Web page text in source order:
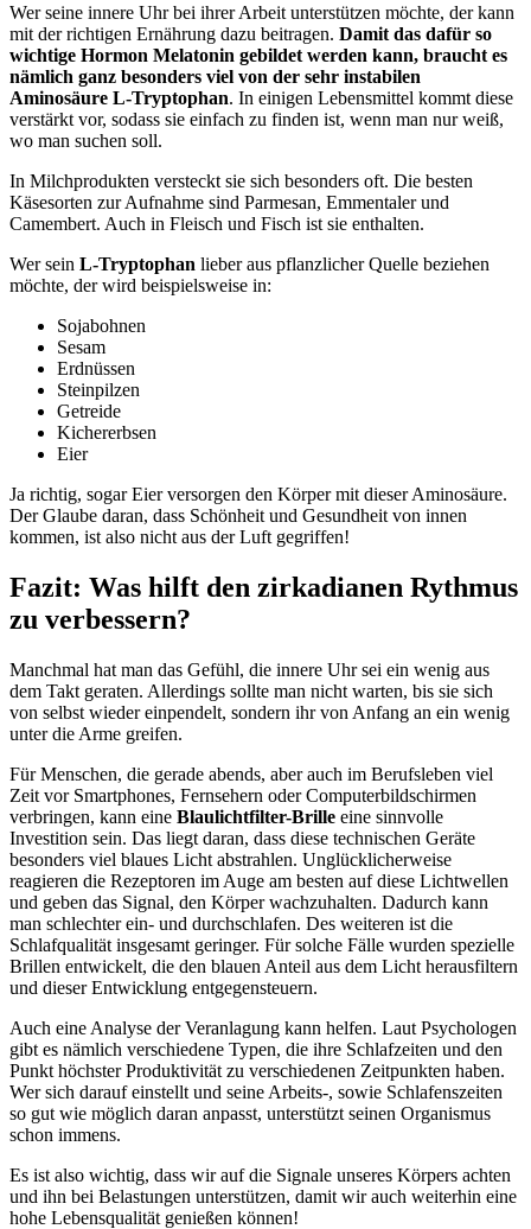
Wer seine innere Uhr bei ihrer Arbeit unterstützen möchte, der kann
mit der richtigen Ernährung dazu beitragen. Damit das dafür so
wichtige Hormon Melatonin gebildet werden kann, braucht es
nämlich ganz besonders viel von der sehr instabilen
Aminosäure L-Tryptophan. In einigen Lebensmittel kommt diese
verstärkt vor, sodass sie einfach zu finden ist, wenn man nur weiß,
wo man suchen soll.
In Milchprodukten versteckt sie sich besonders oft. Die besten
Käsesorten zur Aufnahme sind Parmesan, Emmentaler und
Camembert. Auch in Fleisch und Fisch ist sie enthalten.
Wer sein L-Tryptophan lieber aus pflanzlicher Quelle beziehen
möchte, der wird beispielsweise in:
Sojabohnen
Sesam
Erdnüssen
Steinpilzen
Getreide
Kichererbsen
Eier
Ja richtig, sogar Eier versorgen den Körper mit dieser Aminosäure.
Der Glaube daran, dass Schönheit und Gesundheit von innen
kommen, ist also nicht aus der Luft gegriffen!
Fazit: Was hilft den zirkadianen Rythmus
zu verbessern?
Manchmal hat man das Gefühl, die innere Uhr sei ein wenig aus
dem Takt geraten. Allerdings sollte man nicht warten, bis sie sich
von selbst wieder einpendelt, sondern ihr von Anfang an ein wenig
unter die Arme greifen.
Für Menschen, die gerade abends, aber auch im Berufsleben viel
Zeit vor Smartphones, Fernsehern oder Computerbildschirmen
verbringen, kann eine Blaulichtfilter-Brille eine sinnvolle
Investition sein. Das liegt daran, dass diese technischen Geräte
besonders viel blaues Licht abstrahlen. Unglücklicherweise
reagieren die Rezeptoren im Auge am besten auf diese Lichtwellen
und geben das Signal, den Körper wachzuhalten. Dadurch kann
man schlechter ein- und durchschlafen. Des weiteren ist die
Schlafqualität insgesamt geringer. Für solche Fälle wurden spezielle
Brillen entwickelt, die den blauen Anteil aus dem Licht herausfiltern
und dieser Entwicklung entgegensteuern.
Auch eine Analyse der Veranlagung kann helfen. Laut Psychologen
gibt es nämlich verschiedene Typen, die ihre Schlafzeiten und den
Punkt höchster Produktivität zu verschiedenen Zeitpunkten haben.
Wer sich darauf einstellt und seine Arbeits-, sowie Schlafenszeiten
so gut wie möglich daran anpasst, unterstützt seinen Organismus
schon immens.
Es ist also wichtig, dass wir auf die Signale unseres Körpers achten
und ihn bei Belastungen unterstützen, damit wir auch weiterhin eine
hohe Lebensqualität genießen können!